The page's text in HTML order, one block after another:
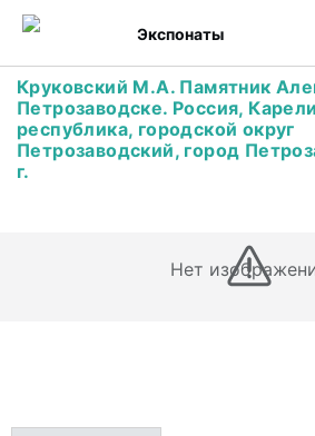
Экспонаты
Круковский М.А. Памятник
Петрозаводске. Россия,
республика, городской округ
Петрозаводский, город
г.
Нет